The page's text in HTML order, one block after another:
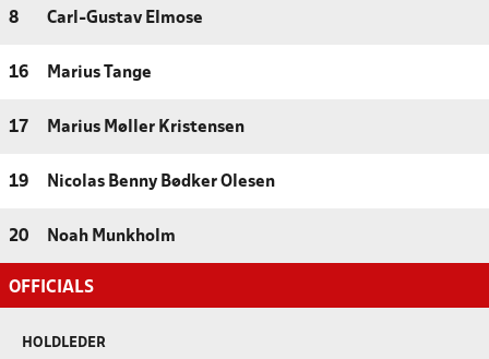
8 Carl-Gustav Elmose
16 Marius Tange
17 Marius Møller Kristensen
19 Nicolas Benny Bødker Olesen
20 Noah Munkholm
OFFICIALS
HOLDLEDER